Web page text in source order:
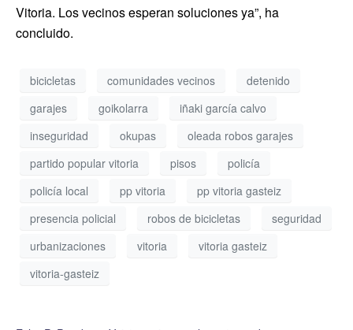
Vitoria. Los vecinos esperan soluciones ya”, ha
concluido.
bicicletas comunidades vecinos
detenido
garajes
goikolarra
iñaki garcía calvo
inseguridad
okupas
oleada robos garajes
partido popular vitoria
pisos
policía
policía local
pp vitoria
pp vitoria gasteiz
presencia policial
robos de bicicletas
seguridad
urbanizaciones
vitoria
vitoria gasteiz
vitoria-gasteiz